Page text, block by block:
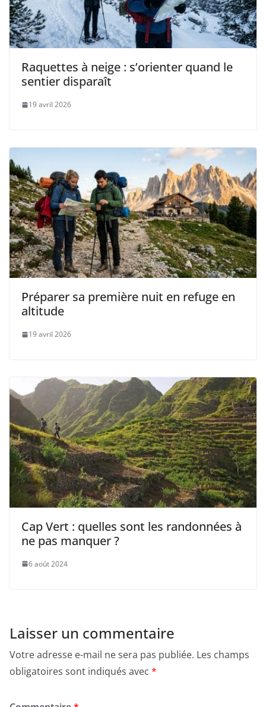
Raquettes à neige : s’orienter quand le
sentier disparaît
19 avril 2026
Préparer sa première nuit en refuge en
altitude
19 avril 2026
Cap Vert : quelles sont les randonnées à
ne pas manquer ?
6 août 2024
Laisser un commentaire
Votre adresse e-mail ne sera pas publiée. Les champs
obligatoires sont indiqués avec *